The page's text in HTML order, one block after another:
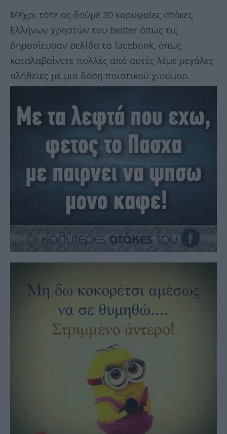
Μέχρι τότε ας δούμε 30 κορυφαίες ατάκες
Ελλήνων χρηστών του twitter όπως τις
δημοσίευσαν σελίδα το facebook, όπως
καταλαβαίνετε πολλές από αυτές λέμε μεγάλες
αλήθειες με μια δόση ποιοτικού χιούμορ.